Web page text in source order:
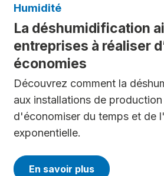
Humidité
La déshumidification
entreprises à réaliser
économies
Découvrez comment la
aux installations de
d'économiser du temps et de
exponentielle.
En savoir plus